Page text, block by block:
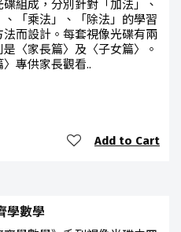
組成，分別針對「加法」、
、「乘法」、「除法」的學習
法而設計。每套視像光碟有兩
〈家長篇〉及〈子女篇〉。
〉專供家長觀看..
Add to Cart
學數學